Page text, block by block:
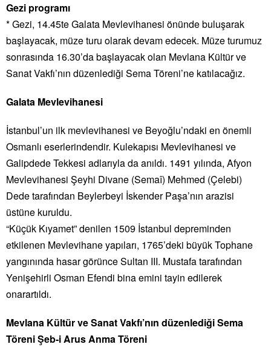
Gezi programı
* Gezi, 14.45te Galata Mevlevihanesi önünde buluşarak
başlayacak, müze turu olarak devam edecek. Müze turumuz
sonrasında 16.30’da başlayacak olan Mevlana Kültür ve
Sanat Vakfı’nın düzenlediği Sema Töreni’ne katılacağız.
Galata Mevlevihanesi
İstanbul’un ilk mevlevihanesi ve Beyoğlu’ndaki en önemli
Osmanlı eserlerindendir. Kulekapısı Mevlevihanesi ve
Galipdede Tekkesi adlarıyla da anıldı. 1491 yılında, Afyon
Mevlevihanesi Şeyhi Divane (Semaî) Mehmed (Çelebi)
Dede tarafından Beylerbeyi İskender Paşa’nın arazisi
üstüne kuruldu.
“Küçük Kıyamet” denilen 1509 İstanbul depreminden
etkilenen Mevlevihane yapıları, 1765’deki büyük Tophane
yangınında hasar görünce Sultan III. Mustafa tarafından
Yenişehirli Osman Efendi bina emini tayin edilerek
onarartıldı.
Mevlana Kültür ve Sanat Vakfı’nın düzenlediği Sema
Töreni Şeb-i Arus Anma Töreni